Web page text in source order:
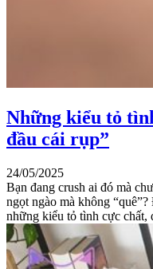
Những kiểu tỏ
đầu cái rụp”
24/05/2025
Bạn đang crush ai đó mà
ngọt ngào mà không
những kiểu tỏ tình cực